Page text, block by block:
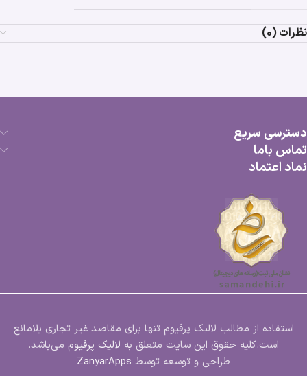
نظرات (0)
دسترسی سریع
تماس باما
نماد اعتماد
استفاده از مطالب لالیک پرفیوم تنها برای مقاصد غیر تجاری بلامانع
است.کلیه حقوق این سایت متعلق به لالیک پرفیوم می‌باشد.
طراحی و توسعه توسط ZanyarApps